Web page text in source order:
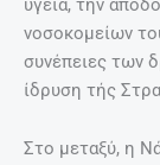
υγεία, την
νοσοκομείων
συνέπειες των
ίδρυση τής
Στο μεταξύ, η